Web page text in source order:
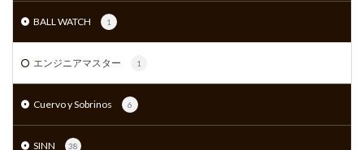
BALL WATCH 1
エンジニアマスター 1
Cuervo y Sobrinos 6
SINN 38